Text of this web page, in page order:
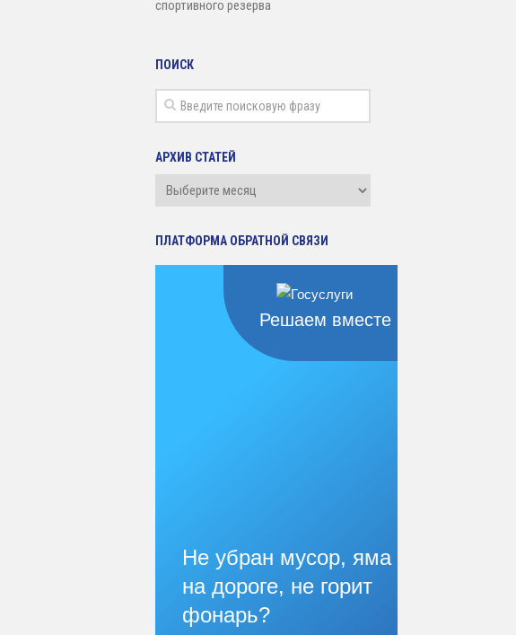
спортивного резерва
ПОИСК
АРХИВ СТАТЕЙ
Архив
ПЛАТФОРМА ОБРАТНОЙ СВЯЗИ
Решаем вместе
Не убран мусор, яма
на дороге, не горит
фонарь?